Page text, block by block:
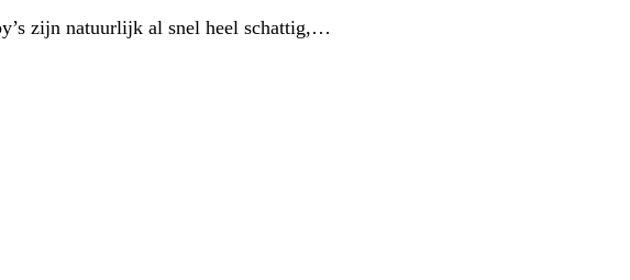
zijn natuurlijk al snel heel schattig,…